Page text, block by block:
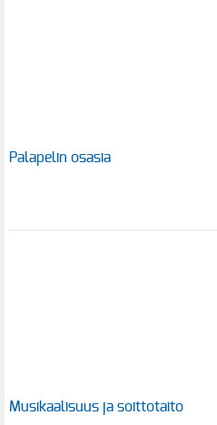
Palapelin osasia
Musikaalisuus ja soittotaito